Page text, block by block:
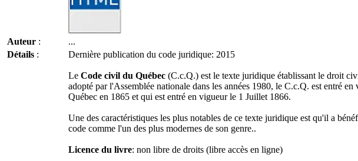
Auteur :
...
Détails : Dernière publication du code juridique: 2015
Le Code civil du Québec (C.c.Q.) est le texte juridique établissant le droit
adopté par l'Assemblée nationale dans les années 1980, le C.c.Q. est entré
Québec en 1865 et qui est entré en vigueur le 1 Juillet 1866.
Une des caractéristiques les plus notables de ce texte juridique est qu'il a
code comme l'un des plus modernes de son genre..
Licence du livre: non libre de droits (libre accès en ligne)